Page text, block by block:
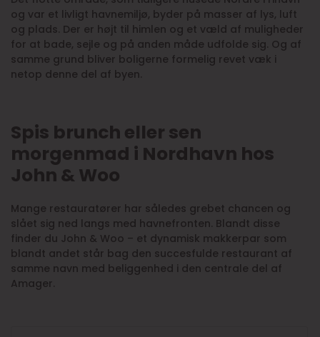
og var et livligt havnemiljø, byder på masser af lys, luft
og plads. Der er højt til himlen og et væld af muligheder
for at bade, sejle og på anden måde udfolde sig. Og af
samme grund bliver boligerne formelig revet væk i
netop denne del af byen.
Spis brunch eller sen
morgenmad i Nordhavn hos
John & Woo
Mange restauratører har således grebet chancen og
slået sig ned langs med havnefronten. Blandt disse
finder du John & Woo – et dynamisk makkerpar som
blandt andet står bag den succesfulde restaurant af
samme navn med beliggenhed i den centrale del af
Amager.